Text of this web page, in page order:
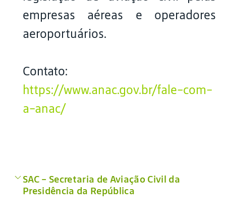
empresas aéreas e operadores
aeroportuários.
Contato:
https://www.anac.gov.br/fale-com-
a-anac/
SAC – Secretaria de Aviação Civil da
Presidência da República